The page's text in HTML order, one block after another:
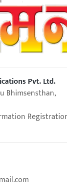
Pvt. Ltd.
Bhimsensthan,